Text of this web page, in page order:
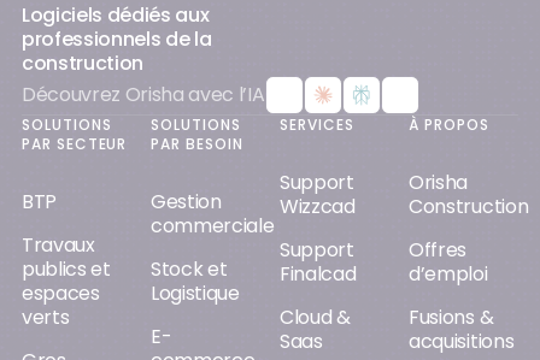
Travaux
publics et
espaces
verts
Gros
Second
Œuvre
Corps
d’État
Techniques
commerciale
Logistique
E-
commerce
CRM
Catalogue
fournisseur
Négoce
ERP Négoce
Cloud &
Saas
Support &
maintenance
Formation
Onaya
Négoce
Formation
Fusions &
acquisitions
Orisha AI
Presse &
Médias
Partenaires
Certifications